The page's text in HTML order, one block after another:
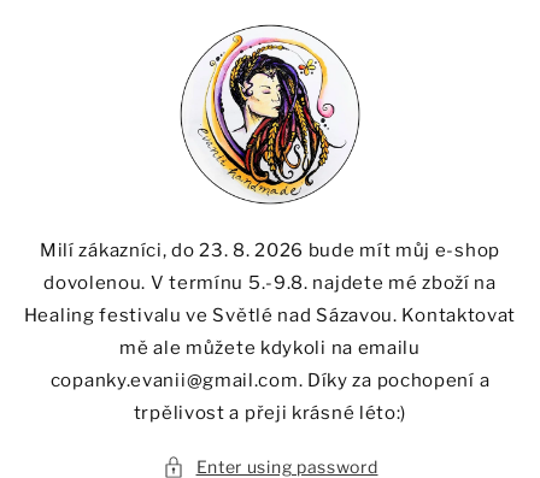
Milí zákazníci, do 23. 8. 2026 bude mít můj e-shop
dovolenou. V termínu 5.-9.8. najdete mé zboží na
Healing festivalu ve Světlé nad Sázavou. Kontaktovat
mě ale můžete kdykoli na emailu
copanky.evanii@gmail.com. Díky za pochopení a
trpělivost a přeji krásné léto:)
Enter using password